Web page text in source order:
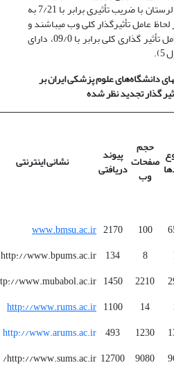
ضریب تأثیری برابر با 25/26 و لرستان با ضریب تأثیری برابر با 7/21 به
لحاظ عامل تأثیرگذار کلی وب می­باشند و
وب سایت دانشگاه گیلان با عامل تأثیر گذاری کلی برابر با 09/0، دارای
دانشگاه‌های علوم پزشکی ایران بر
گذار تجدید نظر شده
حجم
صفحات
وب
پیوند
دریافتی نشانی اینترنتی
100
2170
www.bmsu.ac.ir
8
134
http://www.bpums.ac.ir/
2210
1450
www.mubabol.ac.ir/
14
1100
http://www.rums.ac.ir
1230
493
http://www.arums.ac.ir
9080
12700
http://www.sums.ac.ir/